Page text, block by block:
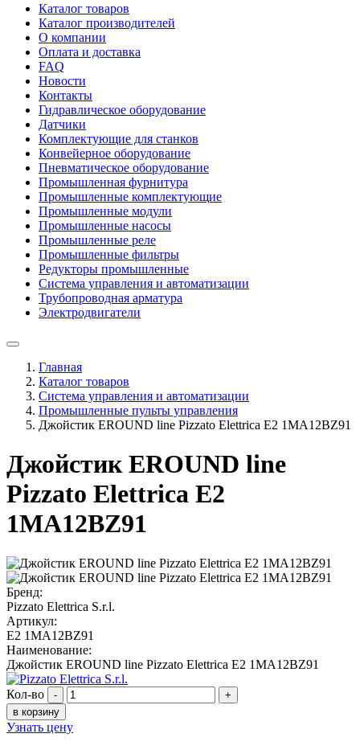
Каталог товаров
Каталог производителей
О компании
Оплата и доставка
FAQ
Новости
Контакты
Гидравлическое оборудование
Датчики
Комплектующие для станков
Конвейерное оборудование
Пневматическое оборудование
Промышленная фурнитура
Промышленные комплектующие
Промышленные модули
Промышленные насосы
Промышленные реле
Промышленные фильтры
Редукторы промышленные
Система управления и автоматизации
Трубопроводная арматура
Электродвигатели
Главная
Каталог товаров
Система управления и автоматизации
Промышленные пульты управления
Джойстик EROUND line Pizzato Elettrica E2 1MA12BZ91
Джойстик EROUND line
Pizzato Elettrica E2
1MA12BZ91
Бренд:
Pizzato Elettrica S.r.l.
Артикул:
E2 1MA12BZ91
Наименование:
Джойстик EROUND line Pizzato Elettrica E2 1MA12BZ91
Кол-во -
+
в корзину
Узнать цену